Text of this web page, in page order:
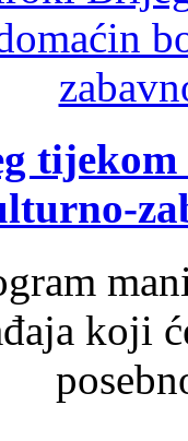
tijekom
koji